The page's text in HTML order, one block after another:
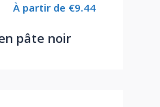
À partir de €9.44
pâte noir